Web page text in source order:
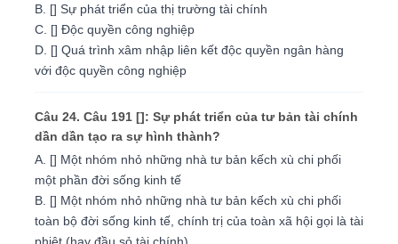
B. [] Sự phát triển của thị trường tài chính
C. [] Độc quyền công nghiệp
D. [] Quá trình xâm nhập liên kết độc quyền ngân hàng
với độc quyền công nghiệp
Câu 24. Câu 191 []: Sự phát triển của tư bản tài chính
dần dần tạo ra sự hình thành?
A. [] Một nhóm nhỏ những nhà tư bản kếch xù chi phối
một phần đời sống kinh tế
B. [] Một nhóm nhỏ những nhà tư bản kếch xù chi phối
toàn bộ đời sống kinh tế, chính trị của toàn xã hội gọi là tài
phiệt (hay đầu sỏ tài chính)